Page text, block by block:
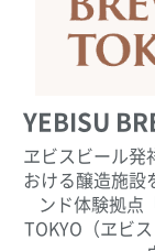
YEBISU
ヱビスビール発
おける醸造施設
ンド体験拠点
TOKYO（ヱビ